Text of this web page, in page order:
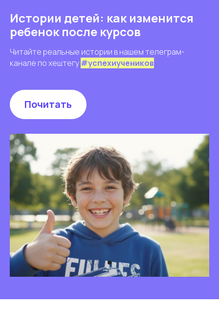
Истории детей: как изменится
ребенок после курсов
Читайте реальные истории в нашем телеграм-
канале по хештегу#успехиучеников
Почитать